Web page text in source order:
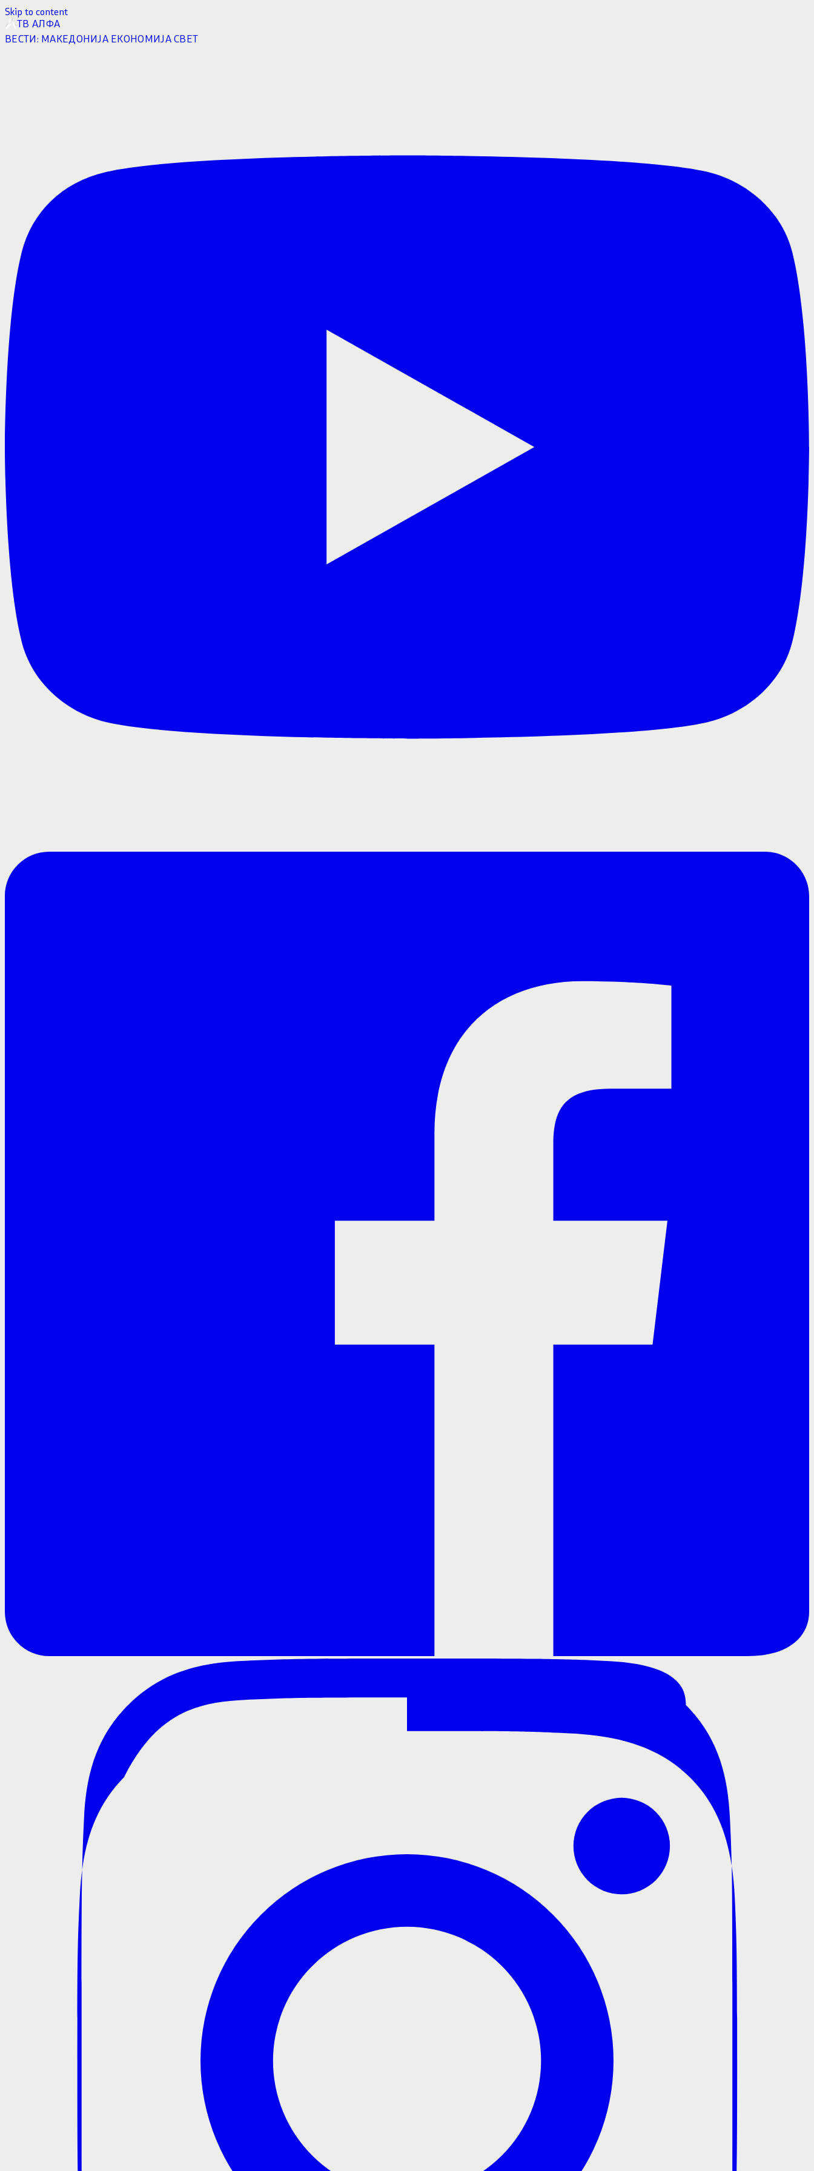
Skip to content
ТВ АЛФА
ВЕСТИ: МАКЕДОНИЈА ЕКОНОМИЈАСВЕТ